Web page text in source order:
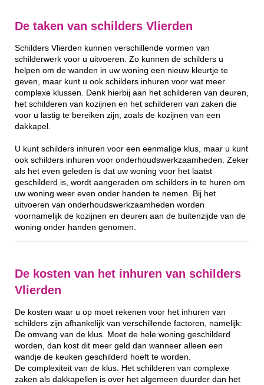
De taken van schilders Vlierden
Schilders Vlierden kunnen verschillende vormen van
schilderwerk voor u uitvoeren. Zo kunnen de schilders u
helpen om de wanden in uw woning een nieuw kleurtje te
geven, maar kunt u ook schilders inhuren voor wat meer
complexe klussen. Denk hierbij aan het schilderen van deuren,
het schilderen van kozijnen en het schilderen van zaken die
voor u lastig te bereiken zijn, zoals de kozijnen van een
dakkapel.
U kunt schilders inhuren voor een eenmalige klus, maar u kunt
ook schilders inhuren voor onderhoudswerkzaamheden. Zeker
als het even geleden is dat uw woning voor het laatst
geschilderd is, wordt aangeraden om schilders in te huren om
uw woning weer even onder handen te nemen. Bij het
uitvoeren van onderhoudswerkzaamheden worden
voornamelijk de kozijnen en deuren aan de buitenzijde van de
woning onder handen genomen.
De kosten van het inhuren van schilders
Vlierden
De kosten waar u op moet rekenen voor het inhuren van
schilders zijn afhankelijk van verschillende factoren, namelijk:
De omvang van de klus. Moet de hele woning geschilderd
worden, dan kost dit meer geld dan wanneer alleen een
wandje de keuken geschilderd hoeft te worden.
De complexiteit van de klus. Het schilderen van complexe
zaken als dakkapellen is over het algemeen duurder dan het